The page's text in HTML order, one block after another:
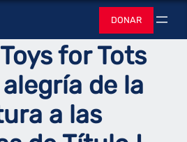
Juguetes
DONAR Buscar
for Tots
de la
a las